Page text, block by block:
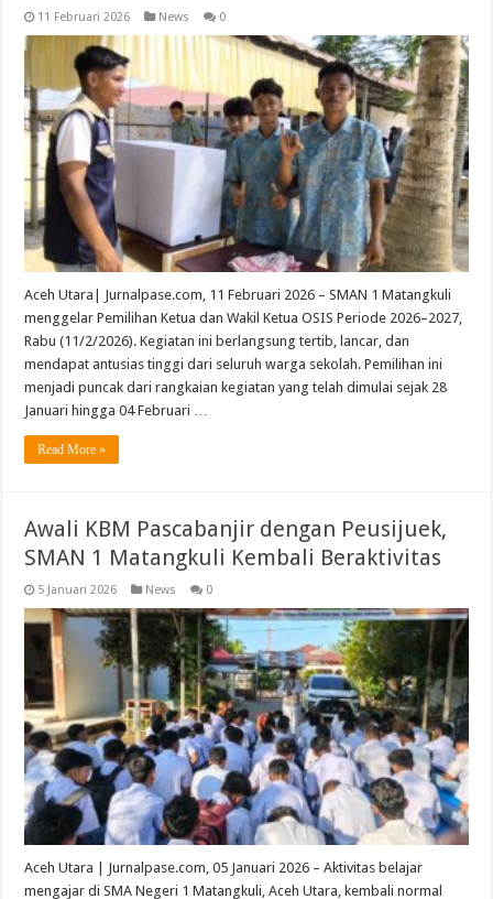
11 Februari 2026 News 0
Aceh Utara| Jurnalpase.com, 11 Februari 2026 – SMAN 1 Matangkuli
menggelar Pemilihan Ketua dan Wakil Ketua OSIS Periode 2026–2027,
Rabu (11/2/2026). Kegiatan ini berlangsung tertib, lancar, dan
mendapat antusias tinggi dari seluruh warga sekolah. Pemilihan ini
menjadi puncak dari rangkaian kegiatan yang telah dimulai sejak 28
Januari hingga 04 Februari …
Read More »
Awali KBM Pascabanjir dengan Peusijuek,
SMAN 1 Matangkuli Kembali Beraktivitas
5 Januari 2026 News 0
Aceh Utara | Jurnalpase.com, 05 Januari 2026 – Aktivitas belajar
mengajar di SMA Negeri 1 Matangkuli, Aceh Utara, kembali normal